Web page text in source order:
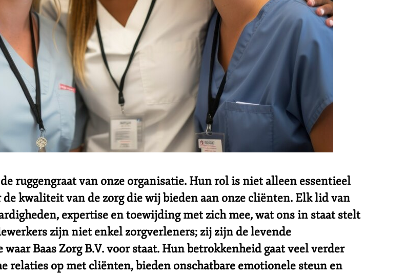
ruggengraat van onze organisatie. Hun rol is niet alleen essentieel
kwaliteit van de zorg die wij bieden aan onze cliënten. Elk lid van
expertise en toewijding met zich mee, wat ons in staat stelt
zijn niet enkel zorgverleners; zij zijn de levende
Baas Zorg B.V. voor staat. Hun betrokkenheid gaat veel verder
relaties op met cliënten, bieden onschatbare emotionele steun en